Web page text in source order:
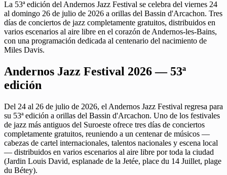
La 53ª edición del Andernos Jazz Festival se celebra del viernes 24
al domingo 26 de julio de 2026 a orillas del Bassin d'Arcachon. Tres
días de conciertos de jazz completamente gratuitos, distribuidos en
varios escenarios al aire libre en el corazón de Andernos-les-Bains,
con una programación dedicada al centenario del nacimiento de
Miles Davis.
Andernos Jazz Festival 2026 — 53ª
edición
Del 24 al 26 de julio de 2026, el Andernos Jazz Festival regresa para
su 53ª edición a orillas del Bassin d'Arcachon. Uno de los festivales
de jazz más antiguos del Suroeste ofrece tres días de conciertos
completamente gratuitos, reuniendo a un centenar de músicos —
cabezas de cartel internacionales, talentos nacionales y escena local
— distribuidos en varios escenarios al aire libre por toda la ciudad
(Jardin Louis David, esplanade de la Jetée, place du 14 Juillet, plage
du Bétey).